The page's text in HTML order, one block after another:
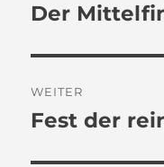
Vorheriger
Der
WEITER
Nächster
Fest der